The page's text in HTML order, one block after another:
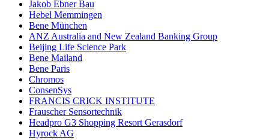
Jakob Ebner Bau
Hebel Memmingen
Bene München
ANZ Australia and New Zealand Banking Group
Beijing Life Science Park
Bene Mailand
Bene Paris
Chromos
ConsenSys
FRANCIS CRICK INSTITUTE
Frauscher Sensortechnik
Headpro G3 Shopping Resort Gerasdorf
Hyrock AG